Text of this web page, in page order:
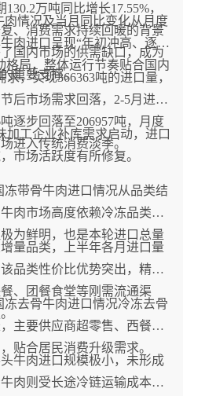
万吨同比增长17.55%，
、消费需求持续回暖的背景
国内市场的供需缺口，成为
重要支撑。
肉情况及当月同比变化从月度
肉进口呈现“年初冲高、逐季
格局，整体运行节奏贴合国内
，实现366363吨的进口量，
后市场需求回落，2-5月进口
逐步回落至206957吨，月度
进入传统消费淡季。
加工企业补库需求启动，进口
市场活跃度有所修复。
冻带骨牛肉进口情况从品类结
肉市场高度依赖冷冻品类，
为鲜明，也是本轮进口总量
量品类，上半年各月进口量
品类性价比优势突出，精准
、团餐食堂等刚需流通渠
冻去骨牛肉进口情况冷冻去骨
主要供应商超零售、西餐烘
贴合居民消费升级需求。
牛肉进口规模极小，未形成
肉则受长途冷链运输成本偏